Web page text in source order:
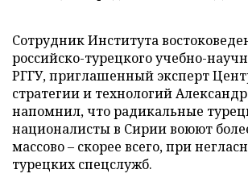
Сотрудник Института
российско-турецкого учебно-
РГГУ, приглашенный эксперт
стратегии и технологий
напомнил, что радикальные
националисты в Сирии воюют
массово – скорее всего, при
турецких спецслужб.